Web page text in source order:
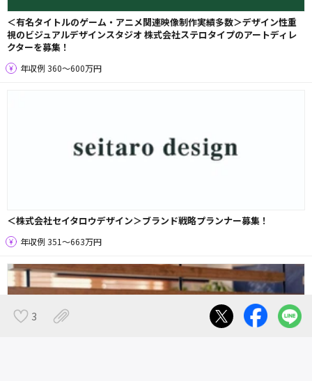
3
＜有名タイトルのゲーム・アニメ関連映像制作実績多数＞デザイン性重
視のビジュアルデザインスタジオ 株式会社ステロタイプのアートディレ
クターを募集！
年収例 360〜600万円
＜株式会社セイタロウデザイン＞ブランド戦略プランナー募集！
年収例 351〜663万円